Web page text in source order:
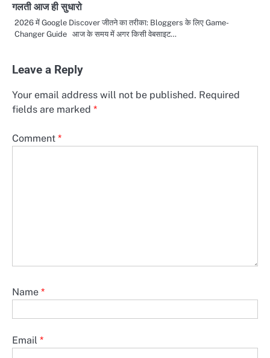
गलती आज ही सुधारो
2026 में Google Discover जीतने का तरीका: Bloggers के लिए Game-
Changer Guide आज के समय में अगर किसी वेबसाइट…
Leave a Reply
Your email address will not be published. Required
fields are marked *
Comment *
Name *
Email *